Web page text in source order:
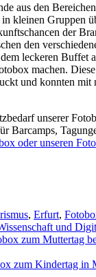
aus den
kleinen Gruppen
der
den
leckeren Buffet
machen.
und konnten mit
unserer
Barcamps,
oder unseren
, Erfurt,
und
zum Muttertag
zum Kindertag in